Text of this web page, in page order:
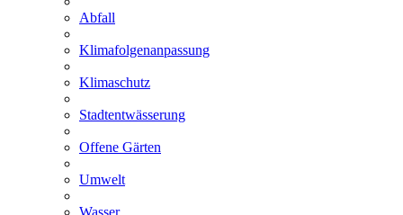
Abfall
Klimafolgenanpassung
Klimaschutz
Stadtentwässerung
Offene Gärten
Umwelt
Wasser